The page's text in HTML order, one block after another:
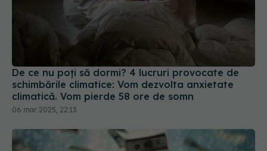
De ce nu poți să dormi? 4 lucruri provocate de
schimbările climatice: Vom dezvolta anxietate
climatică. Vom pierde 58 ore de somn
06 mar 2025, 22:13